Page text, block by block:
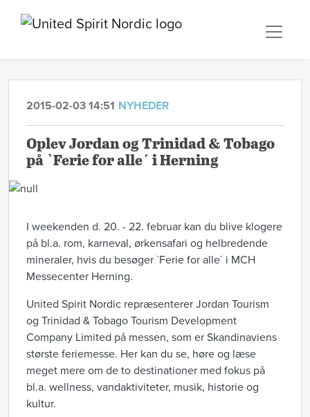
2015-02-03 14:51 NYHEDER
Oplev Jordan og Trinidad & Tobago
på `Ferie for alle´ i Herning
I weekenden d. 20. - 22. februar kan du blive klogere
på bl.a. rom, karneval, ørkensafari og helbredende
mineraler, hvis du besøger `Ferie for alle´ i MCH
Messecenter Herning.
United Spirit Nordic repræsenterer Jordan Tourism
og Trinidad & Tobago Tourism Development
Company Limited på messen, som er Skandinaviens
største feriemesse. Her kan du se, høre og læse
meget mere om de to destinationer med fokus på
bl.a. wellness, vandaktiviteter, musik, historie og
kultur.